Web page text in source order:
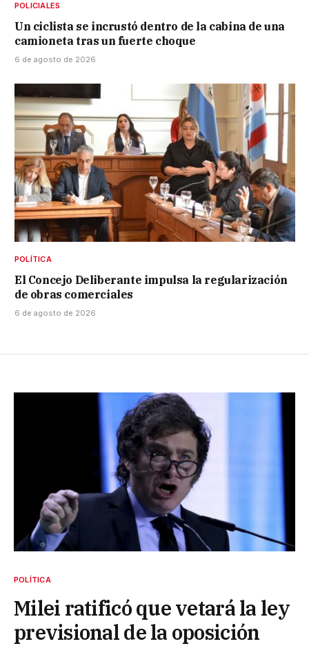
POLICIALES
Un ciclista se incrustó dentro de la cabina de una
camioneta tras un fuerte choque
6 de agosto de 2026
POLÍTICA
El Concejo Deliberante impulsa la regularización
de obras comerciales
6 de agosto de 2026
POLÍTICA
Milei ratificó que vetará la ley
previsional de la oposición